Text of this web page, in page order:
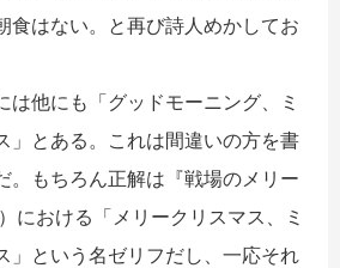
食はない。と再び詩人めかしてお
他にも「グッドモーニング、ミ
」とある。これは間違いの方を書
。もちろん正解は『戦場のメリー
における「メリークリスマス、ミ
」という名ゼリフだし、一応それ